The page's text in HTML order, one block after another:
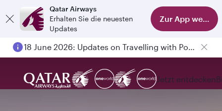
Qatar Airways
Erhalten Sie die neuesten
Updates
Zur App
18 June 2026: Updates on Travelling with Power Banks
Jetzt entdecken